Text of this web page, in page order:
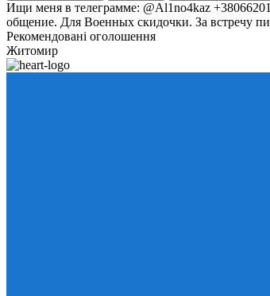
Ищи меня в телеграмме: @Al1no4kaz
общение. Для Военных скидочки. За встречу
Рекомендовані оголошення
Житомир